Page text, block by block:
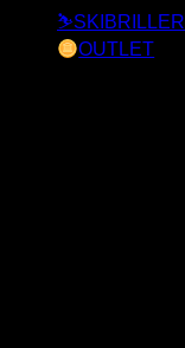
⛷️SKIBRILLER
OUTLET